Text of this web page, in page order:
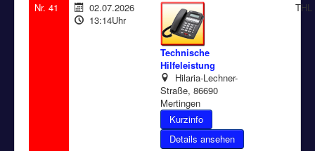
Nr. 41
02.07.2026
13:14Uhr
Technische
Hilfeleistung
Hilaria-Lechner-
Straße, 86690
Mertingen
Details ansehen
THL